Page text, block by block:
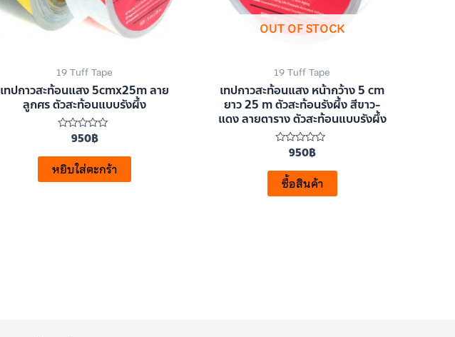
19 Tuff Tape
เทปกาวสะท้อนแสง 5cmx25m ลาย
ลูกศร ตัวสะท้อนแบบรังผึ้ง
0
ตั้งแต่
1-
5
950฿
หยิบใส่ตะกร้า
OUT OF STOCK
19 Tuff Tape
เทปกาวสะท้อนแสง หน้ากว้าง 5 cm
ยาว 25 m ตัวสะท้อนรังผึ้ง สีขาว-
แดง ลายตาราง ตัวสะท้อนแบบรังผึ้ง
0
ตั้งแต่
1-
5
950฿
ซื้อสินค้า